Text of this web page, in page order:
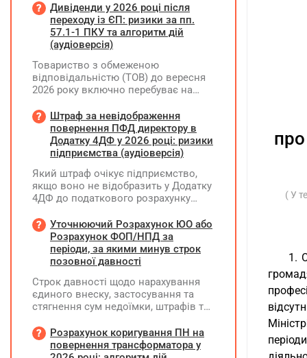
( У
1.
Дивіденди у 2026 році після
переходу із ЄП: ризики за пп.
57.1-1 ПКУ та алгоритм дій
(аудіоверсія)
Товариство з обмеженою
відповідальністю (ТОВ) до вересня
2026 року включно перебуває на
(єдиний податок, 3 група, ставка 5%,
неплатник ПДВ). З 1 жовтня 2026
року підприємство переходить на
загальну систему оподаткування
прибуток). За результатами
діяльності у періоді 2024–2025 років
(під час перебування на спрощеній
чистий прибуток, сума
нерозподіленого прибутку в балансі
становить 18 млн грн. Наприкінці
2026 року (вже після переходу на
загальну систему) планується
прийняття рішення про розподіл
цього прибутку та виплату
дивідендів у розмірі 18 млн грн
єдиному учаснику — іншій
юридичній особі. Які податкові
зобов'язання виникають у ТОВ (як
Штраф за невідображення
повернення ПФД директору в
Додатку 4ДФ у 2026 році: ризики
підприємства (аудіоверсія)
Який штраф очікує підприємство,
якщо воно не відобразить у Додатку
4ДФ до податкового розрахунку
допомоги (ПФД) директору?
Уточнюючий Розрахунок ЮО або
Розрахунок ФОП/НПД за
періоди, за якими минув строк
позовної давності
Строк давності щодо нарахування
єдиного внеску, застосування та
стягнення сум недоїмки, штрафів та
тому страхувальник має право
виправити помилки у раніше
Розрахунок коригування ПН на
повернення трансформатора у